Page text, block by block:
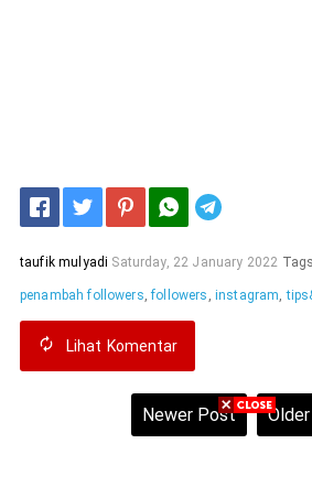
taufik mulyadi Saturday, 22 January 2022
penambah followers,followers , instagram,
Lihat Komentar
Newer Post